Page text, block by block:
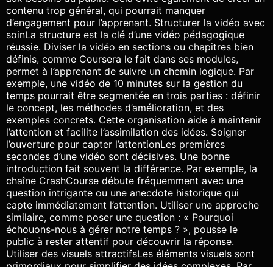
contenu trop général, qui pourrait manquer
d’engagement pour l’apprenant. Structurer la vidéo avec
soinLa structure est la clé d’une vidéo pédagogique
réussie. Diviser la vidéo en sections ou chapitres bien
définis, comme Coursera le fait dans ses modules,
permet à l’apprenant de suivre un chemin logique. Par
exemple, une vidéo de 10 minutes sur la gestion du
temps pourrait être segmentée en trois parties : définir
le concept, les méthodes d’amélioration, et des
exemples concrets. Cette organisation aide à maintenir
l’attention et facilite l’assimilation des idées. Soigner
l’ouverture pour capter l’attentionLes premières
secondes d’une vidéo sont décisives. Une bonne
introduction fait souvent la différence. Par exemple, la
chaîne CrashCourse débute fréquemment avec une
question intrigante ou une anecdote historique qui
capte immédiatement l’attention. Utiliser une approche
similaire, comme poser une question : « Pourquoi
échouons-nous à gérer notre temps ? », pousse le
public à rester attentif pour découvrir la réponse.
Utiliser des visuels attractifsLes éléments visuels sont